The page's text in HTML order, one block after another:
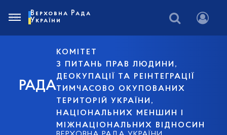
РАДА
КОМІТЕТ
З ПИТАНЬ ПРАВ ЛЮДИНИ,
ДЕОКУПАЦІЇ ТА РЕІНТЕГРАЦІЇ
ТИМЧАСОВО ОКУПОВАНИХ
ТЕРИТОРІЙ УКРАЇНИ,
НАЦІОНАЛЬНИХ МЕНШИН І
МІЖНАЦІОНАЛЬНИХ ВІДНОСИН
Верховна Рада
України